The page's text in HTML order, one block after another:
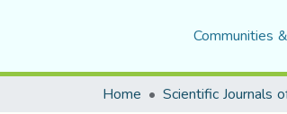
Communities
Home